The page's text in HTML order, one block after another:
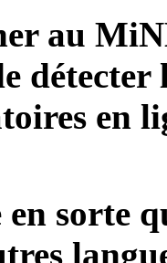
au
détecter
en
sorte